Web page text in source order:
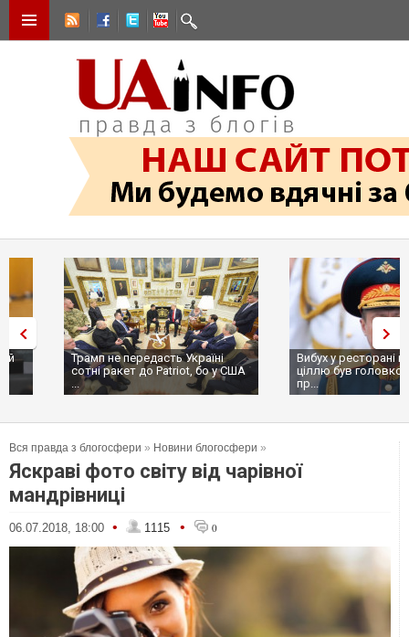
Трамп не передасть Україні
сотні ракет до Patriot, бо у США
Вибух у ресторані в Москві:
ціллю був головком ВКС
Вся правда з блогосфери » Новини блогосфери »
Яскраві фото світу від чарівної
мандрівниці
06.07.2018, 18:00 • 1115 • 0